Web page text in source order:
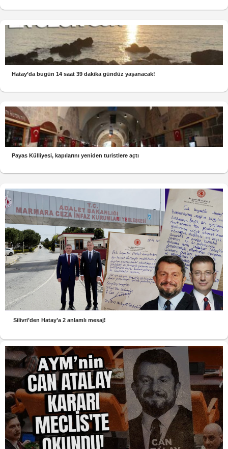
Hatay’da bugün 14 saat 39 dakika gündüz yaşanacak!
Payas Külliyesi, kapılarını yeniden turistlere açtı
Silivri’den Hatay’a 2 anlamlı mesaj!